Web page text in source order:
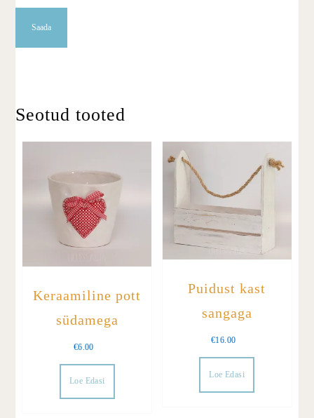
Seotud tooted
Keraamiline pott
südamega
€6.00
Loe Edasi
Puidust kast
sangaga
€16.00
Loe Edasi